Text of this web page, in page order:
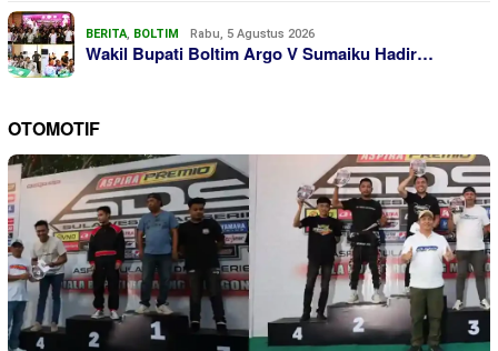
BERITA, BOLTIM Rabu, 5 Agustus 2026
Wakil Bupati Boltim Argo V Sumaiku Hadir…
OTOMOTIF